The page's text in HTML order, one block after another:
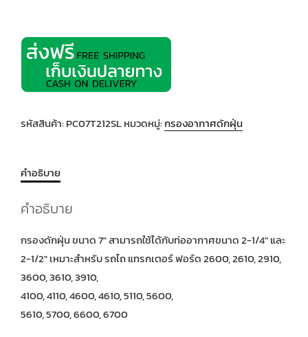
รหัสสินค้า: PC07T212SLหมวดหมู่:กรองอากาศดักฝุ่น
คำอธิบาย
คำอธิบาย
กรองดักฝุ่น ขนาด 7″ สามารถใช้ได้กับท่ออากาศขนาด 2-1/4″ และ
2-1/2″ เหมาะสำหรับ รถไถ แทรกเตอร์ ฟอร์ด 2600, 2610, 2910,
3600, 3610, 3910,
4100, 4110, 4600, 4610, 5110, 5600,
5610, 5700, 6600, 6700